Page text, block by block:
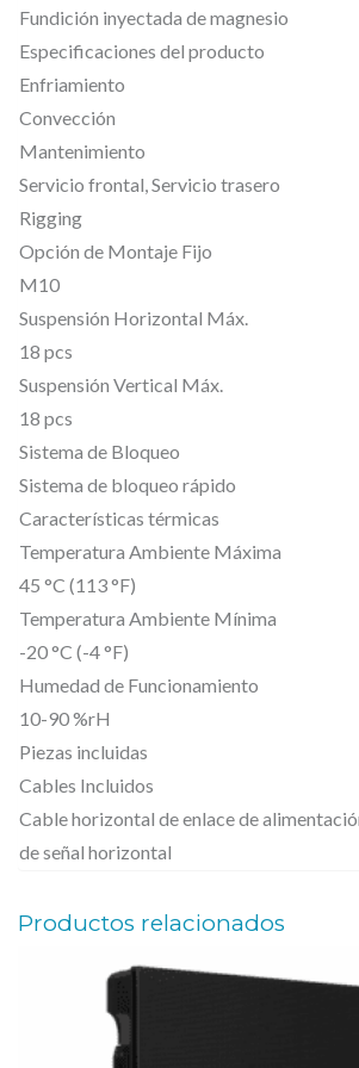
Fundición inyectada de magnesio
Especificaciones del producto
Enfriamiento
Convección
Mantenimiento
Servicio frontal, Servicio trasero
Rigging
Opción de Montaje Fijo
M10
Suspensión Horizontal Máx.
18 pcs
Suspensión Vertical Máx.
18 pcs
Sistema de Bloqueo
Sistema de bloqueo rápido
Características térmicas
Temperatura Ambiente Máxima
45 °C (113 °F)
Temperatura Ambiente Mínima
-20 °C (-4 °F)
Humedad de Funcionamiento
10-90 %rH
Piezas incluidas
Cables Incluidos
Cable horizontal de enlace de
de señal horizontal
Productos relacionados